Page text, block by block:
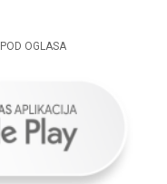
OGLASA